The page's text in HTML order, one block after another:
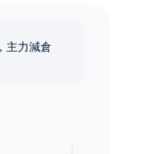
主力減倉